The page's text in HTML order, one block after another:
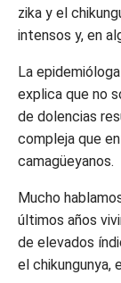
zika y el
intensos y, en
La
explica que no
de dolencias
compleja que
camagüeyanos.
Mucho
últimos años
de elevados
el chikungunya,